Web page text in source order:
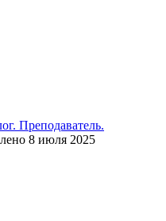
Преподаватель.
8 июля 2025